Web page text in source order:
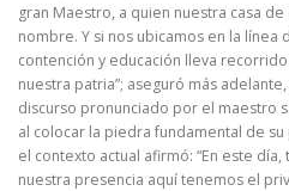
gran Maestro, a quien nuestra casa
nombre. Y si nos ubicamos en la
contención y educación lleva
nuestra patria”; aseguró más
discurso pronunciado por el maestro
al colocar la piedra fundamental de
el contexto actual afirmó: “En este
nuestra presencia aquí tenemos el